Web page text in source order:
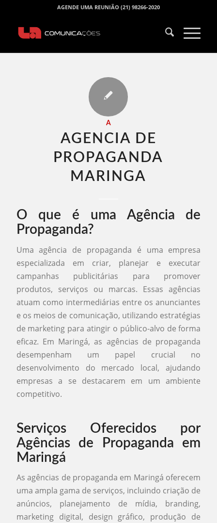
AGENDE UMA REUNIÃO (21) 98266-2020
A
AGENCIA DE
PROPAGANDA
MARINGA​
O que é uma Agência de
Propaganda?
Uma agência de propaganda é uma empresa
especializada em criar, planejar e executar
campanhas publicitárias para promover
produtos, serviços ou marcas. Essas agências
atuam como intermediárias entre os anunciantes
e os meios de comunicação, utilizando estratégias
de marketing para atingir o público-alvo de forma
eficaz. Em Maringá, as agências de propaganda
desempenham um papel crucial no
desenvolvimento do mercado local, ajudando
empresas a se destacarem em um ambiente
competitivo.
Serviços Oferecidos por
Agências de Propaganda em
Maringá
As agências de propaganda em Maringá oferecem
uma ampla gama de serviços, incluindo criação de
anúncios, planejamento de mídia, branding,
marketing digital, design gráfico, produção de